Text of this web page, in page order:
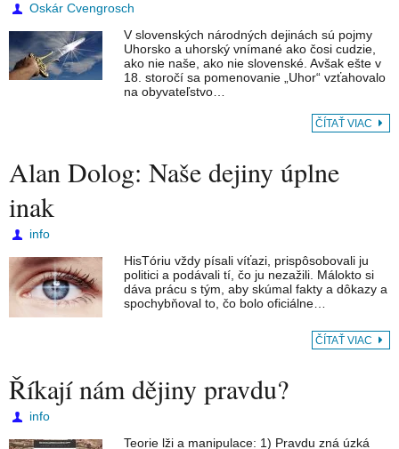
Oskár Cvengrosch
V slovenských národných dejinách sú pojmy
Uhorsko a uhorský vnímané ako čosi cudzie,
ako nie naše, ako nie slovenské. Avšak ešte v
18. storočí sa pomenovanie „Uhor“ vzťahovalo
na obyvateľstvo…
ČÍTAŤ VIAC
Alan Dolog: Naše dejiny úplne
inak
info
HisTóriu vždy písali víťazi, prispôsobovali ju
politici a podávali tí, čo ju nezažili. Málokto si
dáva prácu s tým, aby skúmal fakty a dôkazy a
spochybňoval to, čo bolo oficiálne…
ČÍTAŤ VIAC
Říkají nám dějiny pravdu?
info
Teorie lži a manipulace: 1) Pravdu zná úzká